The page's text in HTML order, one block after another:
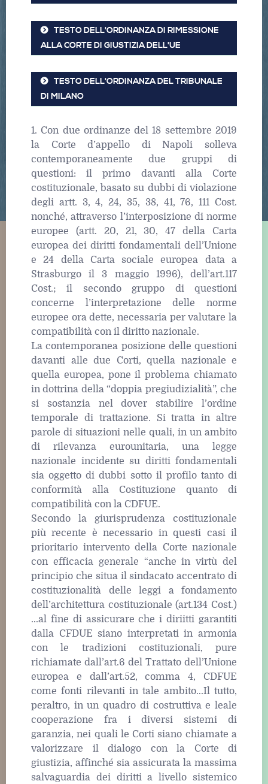
TESTO DELL'ORDINANZA DI RIMESSIONE
ALLA CORTE DI GIUSTIZIA DELL'UE
TESTO DELL'ORDINANZA DEL TRIBUNALE
DI MILANO
1. Con due ordinanze del 18 settembre 2019
la Corte d’appello di Napoli solleva
contemporaneamente due gruppi di
questioni: il primo davanti alla Corte
costituzionale, basato su dubbi di violazione
degli artt. 3, 4, 24, 35, 38, 41, 76, 111 Cost.
nonché, attraverso l’interposizione di norme
europee (artt. 20, 21, 30, 47 della Carta
europea dei diritti fondamentali dell’Unione
e 24 della Carta sociale europea data a
Strasburgo il 3 maggio 1996), dell’art.117
Cost.; il secondo gruppo di questioni
concerne l’interpretazione delle norme
europee ora dette, necessaria per valutare la
compatibilità con il diritto nazionale.
La contemporanea posizione delle questioni
davanti alle due Corti, quella nazionale e
quella europea, pone il problema chiamato
in dottrina della “doppia pregiudizialità”, che
si sostanzia nel dover stabilire l’ordine
temporale di trattazione. Si tratta in altre
parole di situazioni nelle quali, in un ambito
di rilevanza eurounitaria, una legge
nazionale incidente su diritti fondamentali
sia oggetto di dubbi sotto il profilo tanto di
conformità alla Costituzione quanto di
compatibilità con la CDFUE.
Secondo la giurisprudenza costituzionale
più recente è necessario in questi casi il
prioritario intervento della Corte nazionale
con efficacia generale “anche in virtù del
principio che situa il sindacato accentrato di
costituzionalità delle leggi a fondamento
dell’architettura costituzionale (art.134 Cost.)
...al fine di assicurare che i diriitti garantiti
dalla CFDUE siano interpretati in armonia
con le tradizioni costituzionali, pure
richiamate dall’art.6 del Trattato dell’Unione
europea e dall’art.52, comma 4, CDFUE
come fonti rilevanti in tale ambito...Il tutto,
peraltro, in un quadro di costruttiva e leale
cooperazione fra i diversi sistemi di
garanzia, nei quali le Corti siano chiamate a
valorizzare il dialogo con la Corte di
giustizia, affinché sia assicurata la massima
salvaguardia dei diritti a livello sistemico